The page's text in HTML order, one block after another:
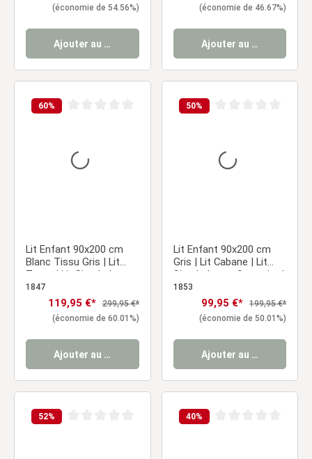
(économie de 54.56%)
Ajouter au panier
(économie de 46.67%)
Ajouter au panier
60%
Lit Enfant 90x200 cm
Blanc Tissu Gris | Lit
Tente | Lit Simple | avec
Sommier | Bois
1847
Prix de vente :
119,95 €* Prix régulier :
299,95 €*
(économie de 60.01%)
Ajouter au panier
50%
Lit Enfant 90x200 cm
Gris | Lit Cabane | Lit
Simple | avec Sommier |
Bois | Lit au Sol
1853
Prix de vente :
99,95 €* Prix régulier :
199,95 €*
(économie de 50.01%)
Ajouter au panier
52% 40%